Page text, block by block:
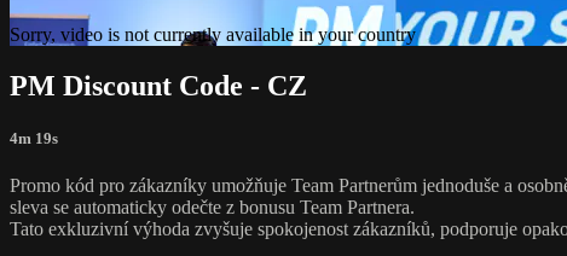
Sorry, video is not currently available in your country
PM Discount Code - CZ
4m 19s
Promo kód pro zákazníky umožňuje Team Partnerům jednoduše a
sleva se automaticky odečte z bonusu Team Partnera.
Tato exkluzivní výhoda zvyšuje spokojenost zákazníků, podporuje